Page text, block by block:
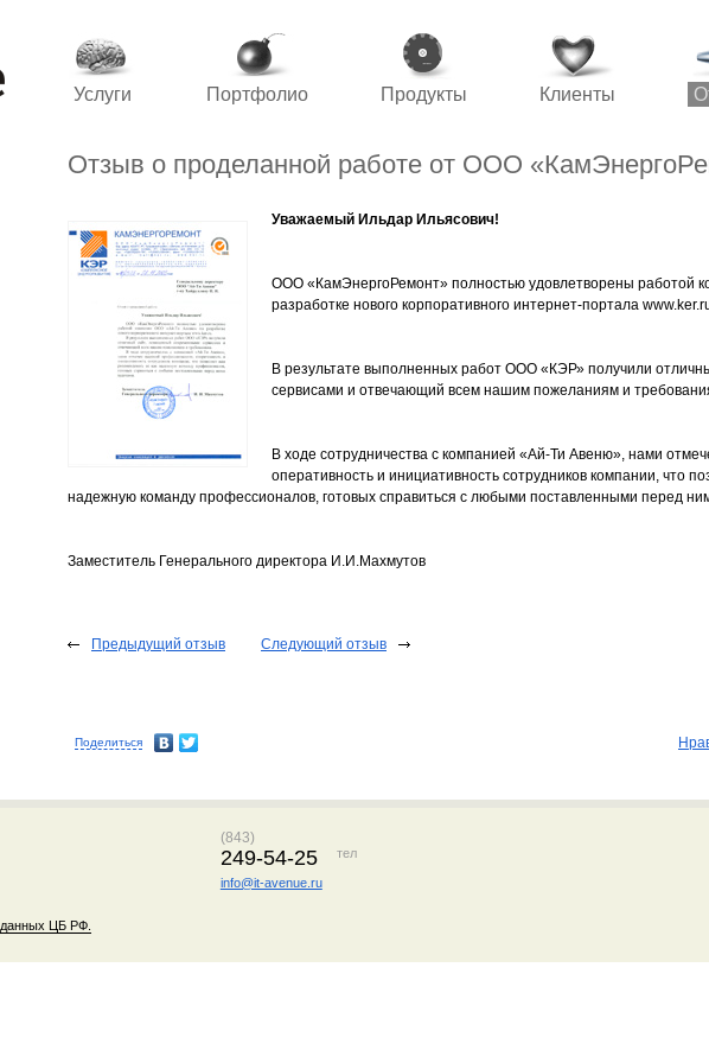
Услуги Портфолио Продукты Клиенты
Отзыв о проделанной работе от ООО
Уважаемый Ильдар Ильясович!
ООО «КамЭнергоРемонт» полностью удовлетворены работой
разработке нового корпоративного интернет-портала
В результате выполненных работ ООО «КЭР» получили
сервисами и отвечающий всем нашим пожеланиям и
В ходе сотрудничества с компанией «Ай-Ти Авеню», нами
оперативность и инициативность сотрудников компании, что
надежную команду профессионалов, готовых справиться с любыми поставленными перед
Заместитель Генерального директора И.И.Махмутов
Предыдущий отзыв Следующий отзыв
Поделиться
ЦБ РФ.
(843)
249-54-25 тел
info@it-avenue.ru